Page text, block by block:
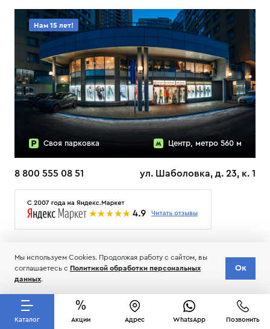
Нам 15 лет!
Своя парковка Центр, метро 560 м
8 800 555 08 51 ул. Шаболовка, д. 23, к. 1
Каталог Акции Адрес WhatsApp Позвонить
Мы используем Cookies. Продолжая работу с сайтом, вы
соглашаетесь с Политикой обработки персональных
данных.
Ок